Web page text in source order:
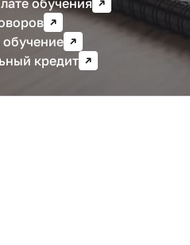
обучения
обучение
кредит